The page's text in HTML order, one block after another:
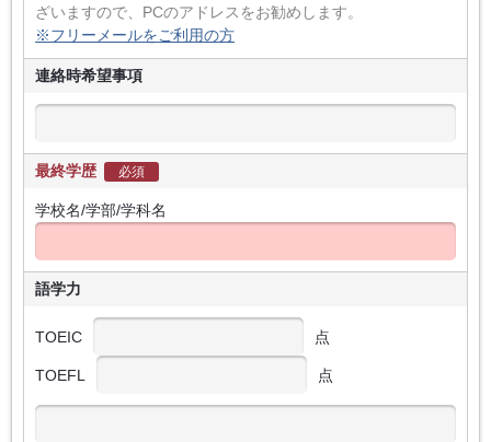
ざいますので、PCのアドレスをお勧めします。
※フリーメールをご利用の方
連絡時希望事項
最終学歴 必須
学校名/学部/学科名
語学力
TOEIC 点
TOEFL 点